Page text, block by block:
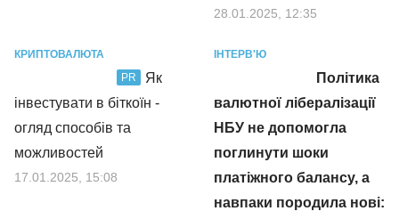
28.01.2025, 12:35
КРИПТОВАЛЮТА
PR
Як
інвестувати в біткоїн -
огляд способів та
можливостей
17.01.2025, 15:08
ІНТЕРВ'Ю
Політика
валютної лібералізації
НБУ не допомогла
поглинути шоки
платіжного балансу, а
навпаки породила нові: